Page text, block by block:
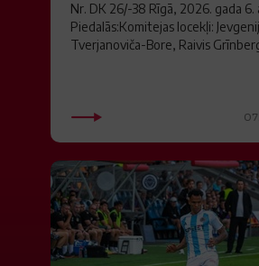
Nr. DK 26/-38 Rīgā, 2026. gada 6.
Piedalās:Komitejas locekļi:
Tverjanoviča-Bore, Raivis